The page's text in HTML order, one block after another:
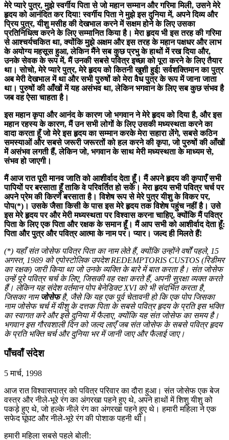
मेरे प्यारे पुत्र, मुझे स्वर्गीय पिता से जो महान सम्मान और गरिमा मिली, उसने मेरे
हृदय को आनंदित कर दिया! स्वर्गीय पिता ने मुझे इस दुनिया में, अपने दिव्य और
प्रिय पुत्र, यीशु मसीह की देखभाल करने में सक्षम होने के लिए उसका
प्रतिनिधित्व करने के लिए सम्मानित किया है। मेरा हृदय भी इस तरह की गरिमा
से आश्चर्यचकित था, क्योंकि मुझे अक्षम और इस तरह के महान पक्षधर और लाभ
के अयोग्य महसूस हुआ, लेकिन मैंने सब कुछ प्रभु के हाथों में रख दिया और,
उनके सेवक के रूप में, मैं उनकी सबसे पवित्र इच्छा को पूरा करने के लिए तैयार
था। सोचो, मेरे प्यारे पुत्र, मेरे हृदय को कितनी खुशी हुई! सर्वशक्तिमान का पुत्र
अब मेरी देखभाल में था और सभी पुरुषों को मेरा वैध पुत्र के रूप में जाना जाता
था। पुरुषों की आँखों में यह असंभव था, लेकिन भगवान के लिए सब कुछ संभव है
जब वह ऐसा चाहता है।
इस महान कृपा और आनंद के कारण जो भगवान ने मेरे हृदय को दिया है, और इस
महान रहस्य के कारण, मैं उन सभी लोगों के लिए उसकी मध्यस्थता करने का
वादा करता हूँ जो मेरे इस हृदय का सम्मान करके मेरा सहारा लेंगे, सबसे कठिन
समस्याओं और सबसे जरूरी जरूरतों को हल करने की कृपा, जो पुरुषों की आँखों
में असंभव लगती हैं, लेकिन जो, भगवान के साथ मेरी मध्यस्थता के माध्यम से,
संभव हो जाएगी।
मैं आज रात पूरी मानव जाति को आशीर्वाद देता हूँ। मैं अपने हृदय की कृपाएँ सभी
पापियों पर बरसाता हूँ ताकि वे परिवर्तित हो सकें। मेरा हृदय सभी पवित्र चर्च पर
अपने प्रेम की किरणें बरसाता है। विशेष रूप से मेरे पुत्र यीशु के विकर पर,
पोप(*)। उसके जैसा किसी के पास इस मेरे हृदय तक विशेष पहुंच नहीं है। उसे
इस मेरे हृदय पर और मेरी मध्यस्थता पर विश्वास करना चाहिए, क्योंकि मैं पवित्र
पिता के लिए एक पिता और रक्षक के समान हूँ। मैं आप सभी को आशीर्वाद देता हूँ:
पिता और पुत्र और पवित्र आत्मा के नाम पर। प्यार। जल्द ही मिलते हैं!
(*) यहाँ संत जोसेफ पवित्र पिता का नाम लेते हैं, क्योंकि उन्होंने वर्षों पहले, 15
अगस्त, 1989 को एपोस्टोलिक उपदेश REDEMPTORIS CUSTOS (रिडीमर
का रक्षक) जारी किया था जो उनके व्यक्ति के बारे में बात करता है। संत जोसेफ
उन्हें पूरे पवित्र चर्च के लिए, जिसकी वह रक्षा करते हैं, अपनी सुरक्षा व्यक्त करते
हैं। लेकिन यह संदेश वर्तमान पोप बेनेडिक्ट XVI को भी संदर्भित करता है,
जिसका नामजोसेफहै, जैसे कि यह एक पूर्व चेतावनी हो कि एक पोप जिसका
नाम जोसेफ चर्च में यीशु के दत्तक पिता के सबसे पवित्र हृदय के प्रति इस भक्ति
का स्वागत करे और इसे दुनिया में फैलाए, क्योंकि यह संत जोसेफ का समय है।
भगवान इस गौरवशाली दिन को जल्द लाएँ जब संत जोसेफ के सबसे पवित्र हृदय
के प्रति भक्ति चर्च और दुनिया भर में जानी जाए और फैलाई जाए।
पाँचवाँ संदेश
5 मार्च, 1998
आज रात विश्वासपात्र को पवित्र परिवार का दौरा हुआ। संत जोसेफ एक बेज
वस्त्र और नीले-भूरे रंग का अंगरखा पहने हुए थे, अपने हाथों में शिशु यीशु को
पकड़े हुए थे, जो हल्के नीले रंग का अंगरखा पहने हुए थे। हमारी महिला ने एक
सफेद घूंघट और नीले-भूरे रंग की पोशाक पहनी थी।
हमारी महिला सबसे पहले बोली: